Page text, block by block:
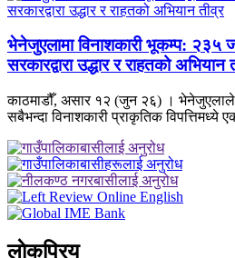
भेनेजुएलामा विनाशकारी भूकम्प: २३५
सरकारद्वारा उद्धार र राहतको अभियान
काठमाडौँ, असार १२ (जुन २६) ।
सबैभन्दा विनाशकारी प्राकृतिक विपत्तिमध्ये
लाेकप्रिय